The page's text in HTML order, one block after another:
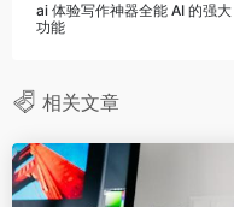
ai 体验写作神器全能 AI 的强大
功能
相关文章